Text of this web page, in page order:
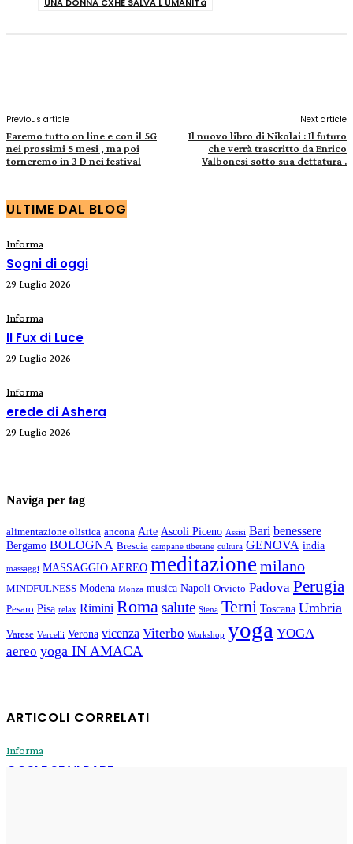
Previous article
Faremo tutto on line e con il 5G
nei prossimi 5 mesi , ma poi
torneremo in 3 D nei festival
Next article
Il nuovo libro di Nikolai : Il futuro
che verrà trascritto da Enrico
Valbonesi sotto sua dettatura .
ULTIME DAL BLOG
Informa
Sogni di oggi
29 Luglio 2026
Informa
Il Fux di Luce
29 Luglio 2026
Informa
erede di Ashera
29 Luglio 2026
Naviga per tag
alimentazione olistica ancona Arte Ascoli Piceno Assisi Bari benessere
Bergamo BOLOGNA Brescia campane tibetane cultura GENOVA india
massaggi MASSAGGIO AEREO meditazione milano
MINDFULNESS Modena Monza musica Napoli Orvieto Padova Perugia
Pesaro Pisa relax Rimini Roma salute Siena Terni Toscana Umbria
Varese Vercelli Verona vicenza Viterbo Workshop yoga YOGA
aereo yoga IN AMACA
ARTICOLI CORRELATI
Informa
COSI E SE VI PARE